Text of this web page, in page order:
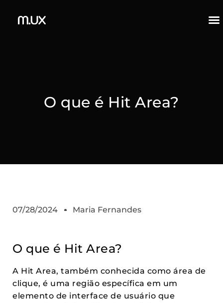
O que é Hit Area?
07/28/2024 Maria Fernandes
O que é Hit Area?
A Hit Area, também conhecida como área de
clique, é uma região específica em um
elemento de interface de usuário que